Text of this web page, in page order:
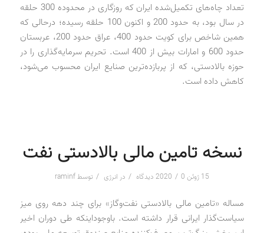
تعداد چاه‌های تکمیل‌شده ایران که روزگاری در محدوده 300 حلقه
در سال بود، به حدود 200 و اکنون 100 حلقه رسیده؛ درحالی که
همین شاخص برای کویت حدود 400، عراق حدود 200، عربستان
حدود 600 و امارات بیش از 400 است. تحریم سرمایه‌گذاری را در
حوزه بالادستی، که از پربازده‌ترین صنایع ایران محسوب می‌شود،
کاهش داده است.
نسخه تامین مالی بالادستی نفت
15 ژوئن 2020 / 0 دیدگاه / در انرژی / توسط raminf
مساله «تامین مالی بالادستی نفت‌وگاز» برای چند دهه روی میز
سیاست‌گذار ایرانی قرار داشته است. باوجوداینکه طی دوران اخیر